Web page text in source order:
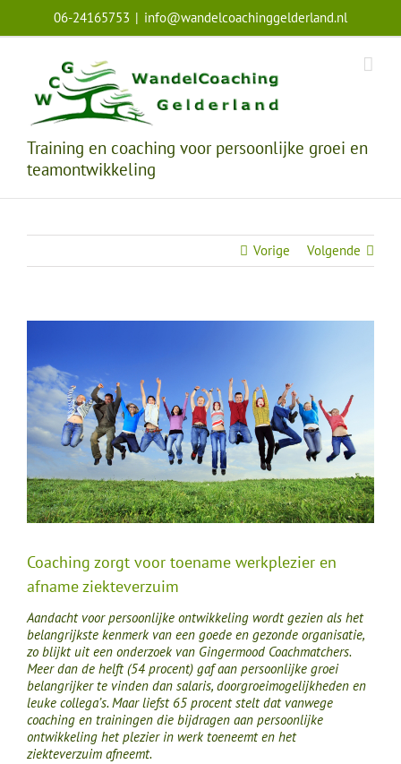
inhoud
06-24165753 | info@wandelcoachinggelderland.nl
Training en coaching voor persoonlijke groei en
teamontwikkeling
Vorige Volgende
afbeelding
Coaching zorgt voor toename werkplezier en
afname ziekteverzuim
Aandacht voor persoonlijke ontwikkeling wordt gezien als het
belangrijkste kenmerk van een goede en gezonde organisatie,
zo blijkt uit een onderzoek van Gingermood Coachmatchers.
Meer dan de helft (54 procent) gaf aan persoonlijke groei
belangrijker te vinden dan salaris, doorgroeimogelijkheden en
leuke collega’s. Maar liefst 65 procent stelt dat vanwege
coaching en trainingen die bijdragen aan persoonlijke
ontwikkeling het plezier in werk toeneemt en het
ziekteverzuim afneemt.